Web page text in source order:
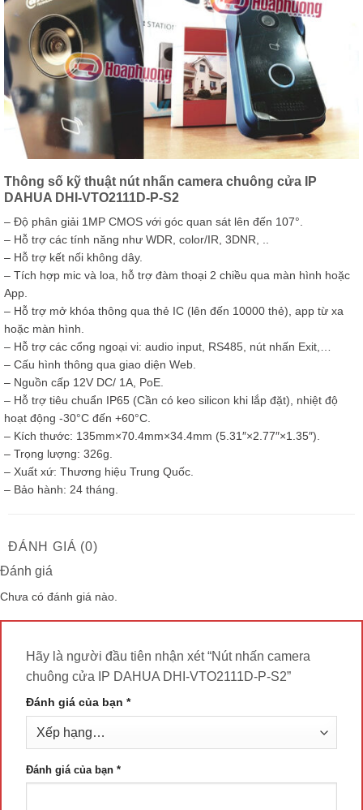
Thông số kỹ thuật nút nhấn camera chuông cửa IP
DAHUA DHI-VTO2111D-P-S2
– Độ phân giải 1MP CMOS với góc quan sát lên đến 107°.
– Hỗ trợ các tính năng như WDR, color/IR, 3DNR, ..
– Hỗ trợ kết nối không dây.
– Tích hợp mic và loa, hỗ trợ đàm thoại 2 chiều qua màn hình hoặc
App.
– Hỗ trợ mở khóa thông qua thẻ IC (lên đến 10000 thẻ), app từ xa
hoặc màn hình.
– Hỗ trợ các cổng ngoại vi: audio input, RS485, nút nhấn Exit,…
– Cấu hình thông qua giao diện Web.
– Nguồn cấp 12V DC/ 1A, PoE.
– Hỗ trợ tiêu chuẩn IP65 (Cần có keo silicon khi lắp đặt), nhiệt độ
hoạt động -30°C đến +60°C.
– Kích thước: 135mm×70.4mm×34.4mm (5.31″×2.77″×1.35″).
– Trọng lượng: 326g.
– Xuất xứ: Thương hiệu Trung Quốc.
– Bảo hành: 24 tháng.
ĐÁNH GIÁ (0)
Đánh giá
Chưa có đánh giá nào.
Hãy là người đầu tiên nhận xét “Nút nhấn camera
chuông cửa IP DAHUA DHI-VTO2111D-P-S2”
Đánh giá của bạn *
Đánh giá của bạn *